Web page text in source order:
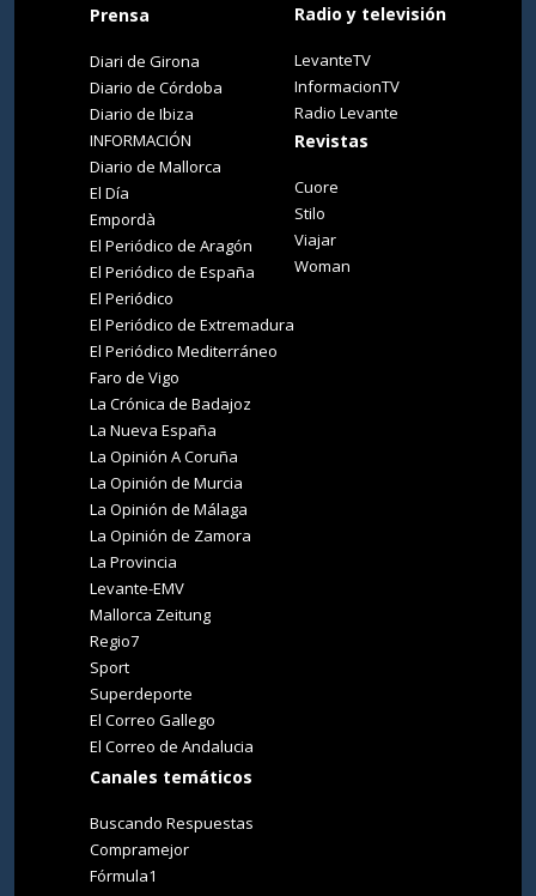
Prensa
Diari de Girona
Diario de Córdoba
Diario de Ibiza
INFORMACIÓN
Diario de Mallorca
El Día
Empordà
El Periódico de Aragón
El Periódico de España
El Periódico
El Periódico de Extremadura
El Periódico Mediterráneo
Faro de Vigo
La Crónica de Badajoz
La Nueva España
La Opinión A Coruña
La Opinión de Murcia
La Opinión de Málaga
La Opinión de Zamora
La Provincia
Levante-EMV
Mallorca Zeitung
Regio7
Sport
Superdeporte
El Correo Gallego
El Correo de Andalucia
Canales temáticos
Buscando Respuestas
Compramejor
Fórmula1
Radio y televisión
LevanteTV
InformacionTV
Radio Levante
Revistas
Cuore
Stilo
Viajar
Woman